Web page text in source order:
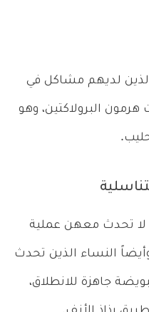
لديهم مشاكل في
البرولاكتين، وهو
لا تحدث معهن عملية
النساء الذين تحدث
جاهزة للانطلاق،